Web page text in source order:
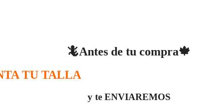
🦎Antes de tu compra🍁
TU TALLA
y te ENVIAREMOS